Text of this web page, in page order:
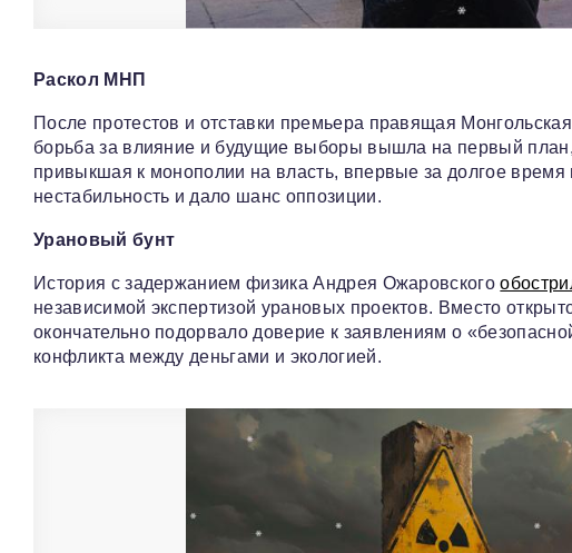
Раскол МНП
После протестов и отставки премьера правящая
борьба за влияние и будущие выборы вышла на первый
привыкшая к монополии на власть, впервые за долгое
нестабильность и дало шанс оппозиции.
Урановый бунт
История с задержанием физика Андрея Ожаровского
независимой экспертизой урановых проектов. Вместо
окончательно подорвало доверие к заявлениям о
конфликта между деньгами и экологией.